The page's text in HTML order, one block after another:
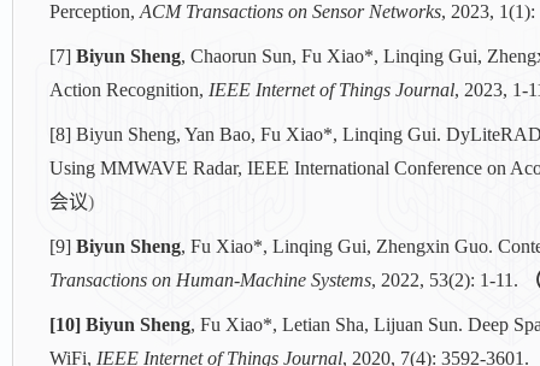
Perception, ACM Transactions on Sensor Networks, 2023, 1(1):
[7] Biyun Sheng, Chaorun Sun, Fu Xiao*, Linqing Gui,
Action Recognition, IEEE Internet of Things Journal, 2023, 1-
[8] Biyun Sheng, Yan Bao, Fu Xiao*, Linqing Gui.
Using MMWAVE Radar, IEEE International Conference on
会议)
[9] Biyun Sheng, Fu Xiao*, Linqing Gui, Zhengxin Guo.
Transactions on Human-Machine Systems, 2022, 53(2): 1-11.
[10] Biyun Sheng, Fu Xiao*, Letian Sha, Lijuan Sun. Deep
WiFi, IEEE Internet of Things Journal, 2020, 7(4): 3592-3601.